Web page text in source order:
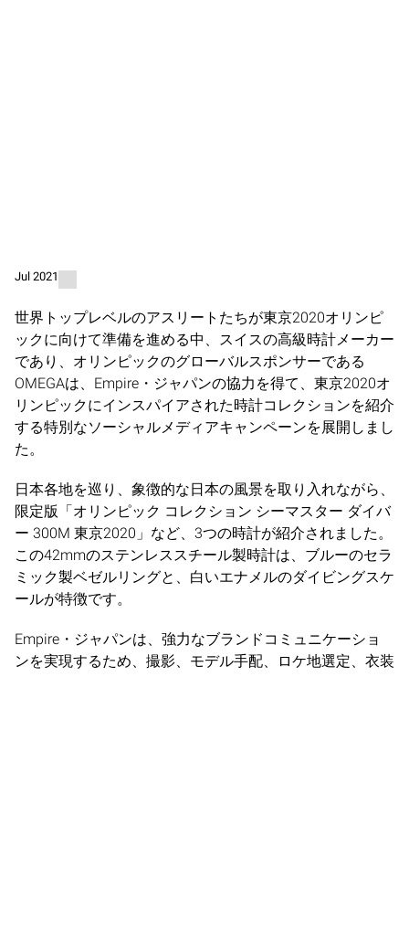
Jul 2021
世界トップレベルのアスリートたちが東京2020オリンピ
ックに向けて準備を進める中、スイスの高級時計メーカー
であり、オリンピックのグローバルスポンサーである
OMEGAは、Empire・ジャパンの協力を得て、東京2020オ
リンピックにインスパイアされた時計コレクションを紹介
する特別なソーシャルメディアキャンペーンを展開しまし
た。
日本各地を巡り、象徴的な日本の風景を取り入れながら、
限定版「オリンピック コレクション シーマスター ダイバ
ー 300M 東京2020」など、3つの時計が紹介されました。
この42mmのステンレススチール製時計は、ブルーのセラ
ミック製ベゼルリングと、白いエナメルのダイビングスケ
ールが特徴です。
Empire・ジャパンは、強力なブランドコミュニケーショ
ンを実現するため、撮影、モデル手配、ロケ地選定、衣装